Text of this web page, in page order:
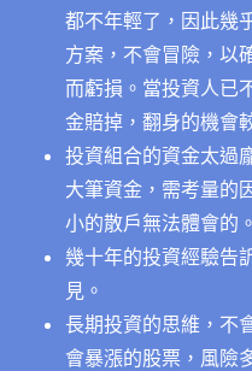
都不年輕了，因此幾
方案，不會冒險，以
而虧損。當投資人已
金賠掉，翻身的機會
投資組合的資金太過
大筆資金，需考量的
小的散戶無法體會的。
幾十年的投資經驗告
見。
長期投資的思維，不
會暴漲的股票，風險